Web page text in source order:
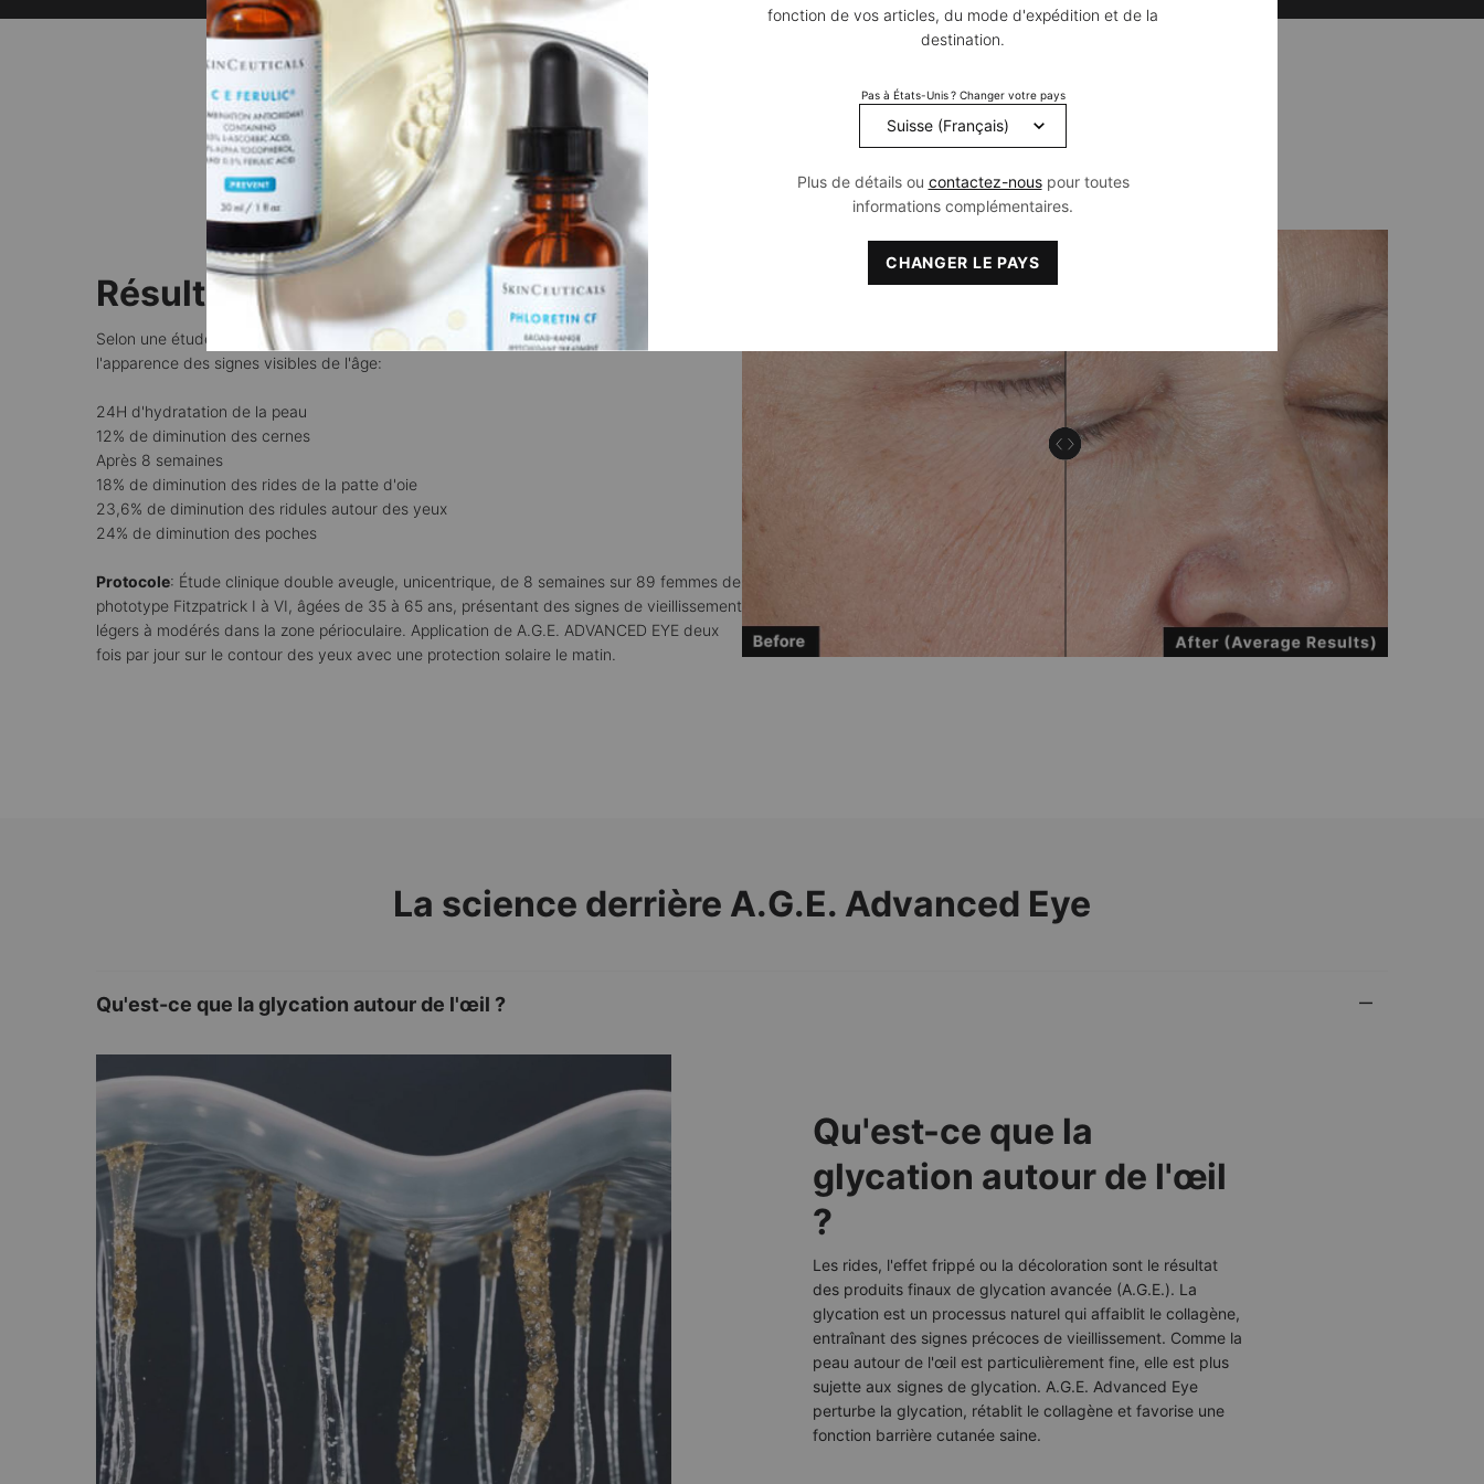
A.G.E. Advanced Eye
LA PREUVE SCIENTIFIQUE
Résultats visibles
Selon une étude sur 8 semaines, A.G.E. Advanced Eye améliore significativement
l'apparence des signes visibles de l'âge:
24H d'hydratation de la peau
12% de diminution des cernes
Après 8 semaines
18% de diminution des rides de la patte d'oie
23,6% de diminution des ridules autour des yeux
24% de diminution des poches
Protocole: Étude clinique double aveugle, unicentrique, de 8 semaines sur 89 femmes de
phototype Fitzpatrick I à VI, âgées de 35 à 65 ans, présentant des signes de vieillissement
légers à modérés dans la zone périoculaire. Application de A.G.E. ADVANCED EYE deux
fois par jour sur le contour des yeux avec une protection solaire le matin.
La science derrière A.G.E. Advanced Eye
Qu'est-ce que la glycation autour de l'œil ?
Qu'est-ce que la
glycation autour de l'œil
?
Les rides, l'effet frippé ou la décoloration sont le résultat
des produits finaux de glycation avancée (A.G.E.). La
glycation est un processus naturel qui affaiblit le collagène,
entraînant des signes précoces de vieillissement. Comme la
peau autour de l'œil est particulièrement fine, elle est plus
sujette aux signes de glycation. A.G.E. Advanced Eye
perturbe la glycation, rétablit le collagène et favorise une
fonction barrière cutanée saine.
fonction de vos articles, du mode d'expédition et de la
destination.
Pas à États-Unis ? Changer votre pays
Plus de détails ou contactez-nouspour toutes
informations complémentaires.
CHANGER LE PAYS